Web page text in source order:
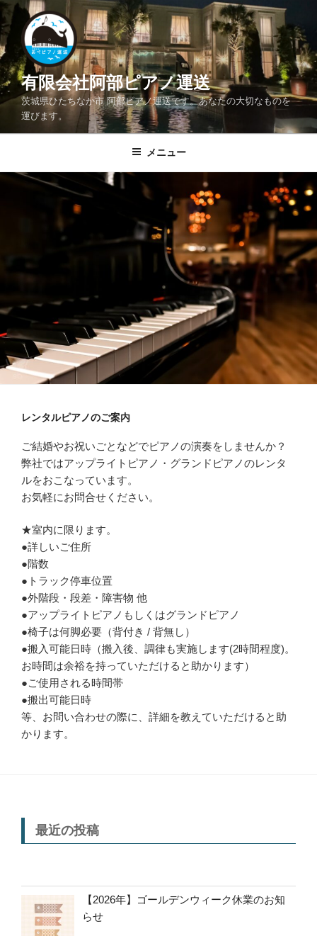
コ
ン
テ
ン
ツ
へ
有限会社阿部ピアノ運送
茨城県ひたちなか市 阿部ピアノ運送です。あなたの大切なものを
運びます。
メニュー
レンタルピアノのご案内
ご結婚やお祝いごとなどでピアノの演奏をしませんか？
弊社ではアップライトピアノ・グランドピアノのレンタ
ルをおこなっています。
お気軽にお問合せください。
★室内に限ります。
●詳しいご住所
●階数
●トラック停車位置
●外階段・段差・障害物 他
●アップライトピアノもしくはグランドピアノ
●椅子は何脚必要（背付き / 背無し）
●搬入可能日時（搬入後、調律も実施します(2時間程度)。
お時間は余裕を持っていただけると助かります）
●ご使用される時間帯
●搬出可能日時
等、お問い合わせの際に、詳細を教えていただけると助
かります。
最近の投稿
【2026年】ゴールデンウィーク休業のお知
らせ